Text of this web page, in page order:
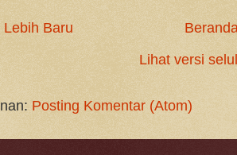
Lebih Baru
Lihat versi
Posting Komentar (Atom)